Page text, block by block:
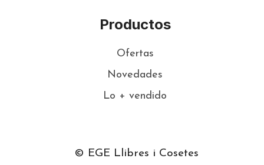
Productos
Ofertas
Novedades
Lo + vendido
© EGE Llibres i Cosetes